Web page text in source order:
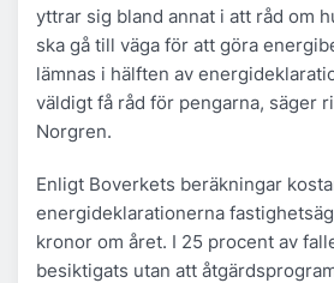
yttrar sig bland annat i att råd om
ska gå till väga för att göra
lämnas i hälften av
väldigt få råd för pengarna, säger
Norgren.
Enligt Boverkets beräkningar
energideklarationerna
kronor om året. I 25 procent av
besiktigats utan att